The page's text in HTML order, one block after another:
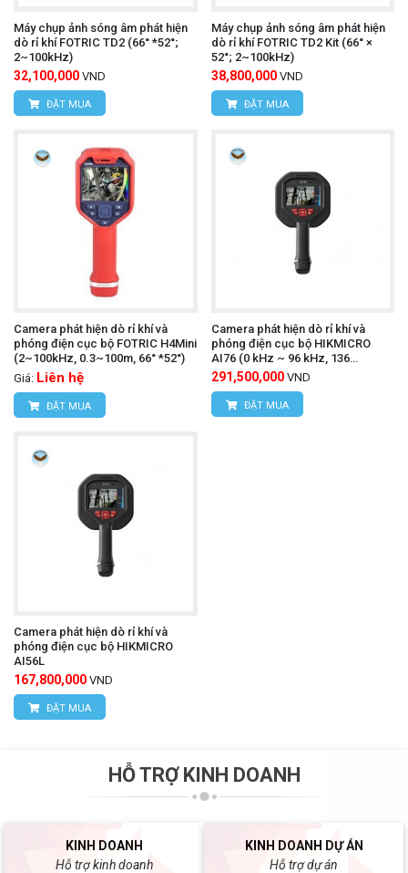
Máy chụp ảnh sóng âm phát hiện
dò rỉ khí FOTRIC TD2 (66° *52°;
2~100kHz)
32,100,000 VND
ĐẶT MUA
Máy chụp ảnh sóng âm phát hiện
dò rỉ khí FOTRIC TD2 Kit (66° ×
52°; 2~100kHz)
38,800,000 VND
ĐẶT MUA
Camera phát hiện dò rỉ khí và
phóng điện cục bộ FOTRIC H4Mini
(2~100kHz, 0.3~100m, 66° *52°)
Giá: Liên hệ
ĐẶT MUA
Camera phát hiện dò rỉ khí và
phóng điện cục bộ HIKMICRO
AI76 (0 kHz ~ 96 kHz, 136
Microphones)
291,500,000 VND
ĐẶT MUA
Camera phát hiện dò rỉ khí và
phóng điện cục bộ HIKMICRO
AI56L
167,800,000 VND
ĐẶT MUA
HỖ TRỢ KINH DOANH
KINH DOANH
Hỗ trợ kinh doanh
KINH DOANH DỰ ÁN
Hỗ trợ dự án